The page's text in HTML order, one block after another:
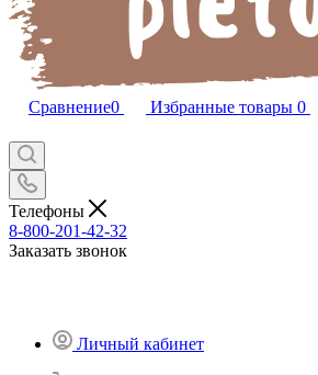
Сравнение0 Избранные товары 0
Телефоны
8-800-201-42-32
Заказать звонок
Личный кабинет